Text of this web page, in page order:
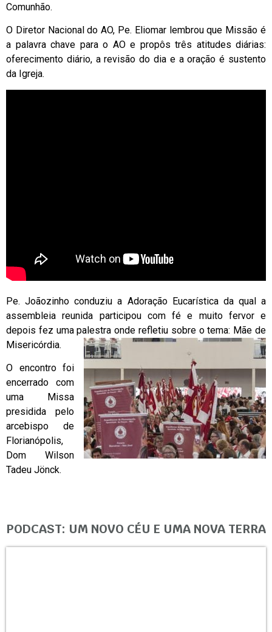
Comunhão.
O Diretor Nacional do AO, Pe. Eliomar lembrou que Missão é
a palavra chave para o AO e propôs três atitudes diárias:
oferecimento diário, a revisão do dia e a oração é sustento
da Igreja.
Pe. Joãozinho conduziu a Adoração Eucarística da qual a
assembleia reunida participou com fé e muito fervor e
depois fez uma palestra onde refletiu sobre o tema: Mãe de
Misericórdia.
O encontro foi
encerrado com
uma Missa
presidida pelo
arcebispo de
Florianópolis,
Dom Wilson
Tadeu Jönck.
PODCAST: UM NOVO CÉU E UMA NOVA TERRA